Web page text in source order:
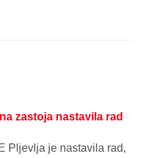
zastoja nastavila rad
Pljevlja je nastavila rad,